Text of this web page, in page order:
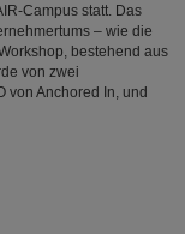
Campus statt. Das
– wie die
bestehend aus
von zwei
von Anchored In, und